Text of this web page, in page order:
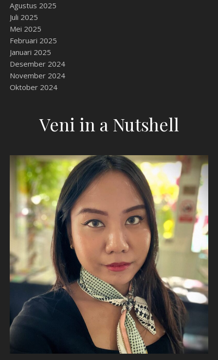
Agustus 2025
Juli 2025
Mei 2025
Februari 2025
Januari 2025
Desember 2024
November 2024
Oktober 2024
Veni in a Nutshell